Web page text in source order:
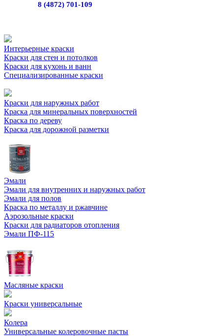
8 (4872) 701-109
Интерьерные краски
Краски для стен и потолков
Краски для кухонь и ванн
Специализированные краски
Краски для наружных работ
Краска для минеральных поверхностей
Краска по дереву
Краска для дорожной разметки
Эмали
Эмали для внутренних и наружных работ
Эмали для полов
Краска по металлу и ржавчине
Аэрозольные краски
Краски для радиаторов отопления
Эмали ПФ-115
Масляные краски
Краски универсальные
Колера
Универсальные колеровочные пасты